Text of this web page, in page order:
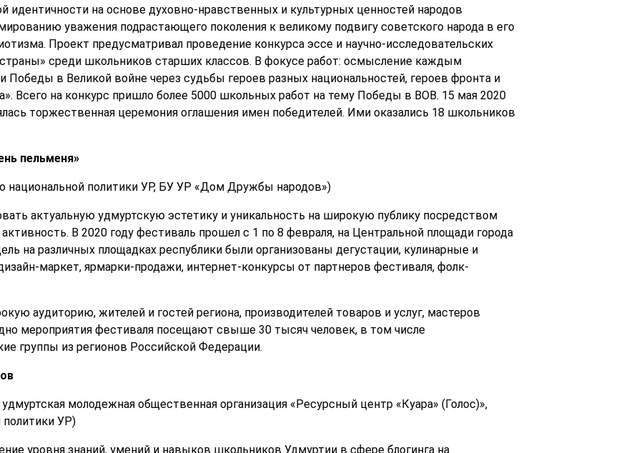
идентичности на основе духовно-нравственных и культурных ценностей народов
уважения подрастающего поколения к великому подвигу советского народа в его
Проект предусматривал проведение конкурса эссе и научно-исследовательских
страны» среди школьников старших классов. В фокусе работ: осмысление каждым
Победы в Великой войне через судьбы героев разных национальностей, героев фронта и
Всего на конкурс пришло более 5000 школьных работ на тему Победы в ВОВ. 15 мая 2020
торжественная церемония оглашения имен победителей. Ими оказались 18 школьников
пельменя»
национальной политики УР, БУ УР «Дом Дружбы народов»)
актуальную удмуртскую эстетику и уникальность на широкую публику посредством
В 2020 году фестиваль прошел с 1 по 8 февраля, на Центральной площади города
на различных площадках республики были организованы дегустации, кулинарные и
маркет, ярмарки-продажи, интернет-конкурсы от партнеров фестиваля, фолк-
аудиторию, жителей и гостей региона, производителей товаров и услуг, мастеров
мероприятия фестиваля посещают свыше 30 тысяч человек, в том числе
группы из регионов Российской Федерации.
молодежная общественная организация «Ресурсный центр «Куара» (Голос)»,
УР)
уровня знаний, умений и навыков школьников Удмуртии в сфере блогинга на